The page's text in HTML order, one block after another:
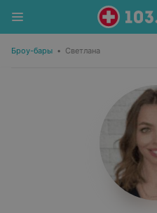
Броу-бары • Светлана